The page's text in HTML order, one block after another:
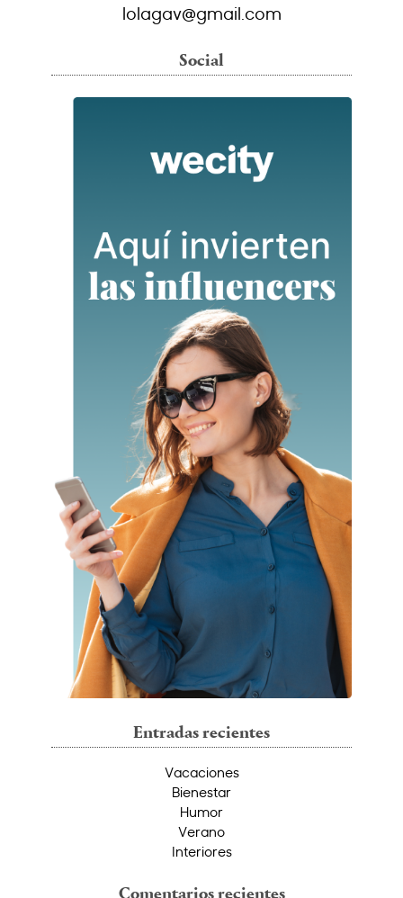
lolagav@gmail.com
Social
Entradas recientes
Vacaciones
Bienestar
Humor
Verano
Interiores
Comentarios recientes